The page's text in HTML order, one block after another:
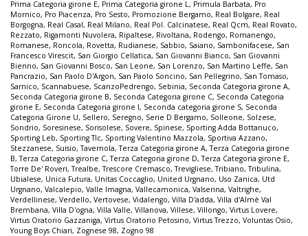
Prima Categoria girone E, Prima Categoria girone L , Primula Barbata, Pro
Mornico, Pro Piacenza, Pro Sesto, Promozione Bergamo, Real Bolgare, Real
Borgogna, Real Casal, Real Milano, Real Pol. Calcinatese, Real Qcm, Real Rovato,
Rezzato, Rigamonti Nuvolera, Ripaltese, Rivoltana, Rodengo, Romanengo,
Romanese, Roncola, Rovetta, Rudianese, Sabbio, Saiano, Sambonifacese, San
Francesco Virescit, San Giorgio Cellatica, San Giovanni Bianco, San Giovanni
Bienno, San Giovanni Bosco, San Leone, San Lorenzo, San Martino Leffe, San
Pancrazio, San Paolo D'Argon, San Paolo Soncino, San Pellegrino, San Tomaso,
Sarnico, Scannabuese, ScanzoPedrengo, Sebinia, Seconda Categoria girone A,
Seconda Categoria girone B, Seconda Categoria girone C, Seconda Categoria
girone E, Seconda Categoria girone I, Seconda categoria girone S, Seconda
Categoria Girone U, Sellero, Seregno, Serie D Bergamo, Solleone, Solzese,
Sondrio, Soresinese, Sorisolese, Sovere, Spinese, Sporting Adda Bottanuco,
Sporting Leb, Sporting Tlc, Sporting Valentino Mazzola, Sportiva Azzano,
Stezzanese, Suisio,Tavernola,Terza Categoria girone A,Terza Categoria girone
B,Terza Categoria girone C,Terza Categoria girone D,Terza Categoria girone E,
Torre De' Roveri,Trealbe,Trescore Cremasco,Trevigliese,Tribiano,Tribulina,
Ubialese, Unica Futura, Unitas Coccaglio, United Urgnano, Uso Zanica, Utd
Urgnano, Valcalepio, Valle Imagna, Vallecamonica, Valserina, Valtrighe,
Verdellinese, Verdello, Vertovese, Vidalengo, Villa D'adda, Villa d'Almè Val
Brembana, Villa D'ogna, Villa Valle, Villanova, Villese, Villongo, Virtus Lovere,
Virtus Oratorio Gazzaniga, Virtus Oratorio Petosino, Virtus Trezzo, Voluntas Osio,
Young Boys Chiari, Zognese 98, Zogno 98